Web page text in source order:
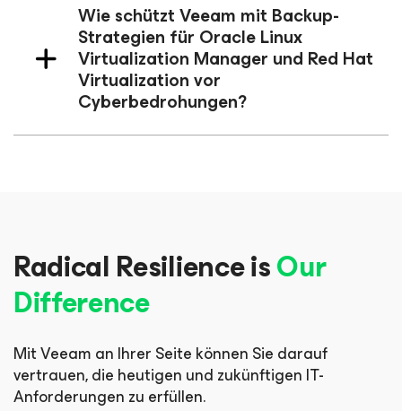
Wie schützt Veeam mit Backup-
Strategien für Oracle Linux
Virtualization Manager und Red Hat
Virtualization vor
Cyberbedrohungen?
Radical Resilience isOur
Difference
Mit Veeam an Ihrer Seite können Sie darauf
vertrauen, die heutigen und zukünftigen IT-
Anforderungen zu erfüllen.